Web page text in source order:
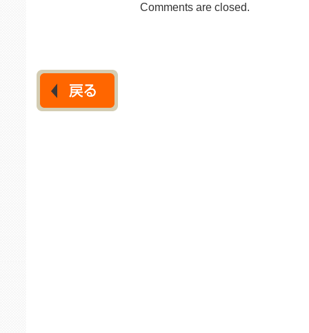
Comments are closed.